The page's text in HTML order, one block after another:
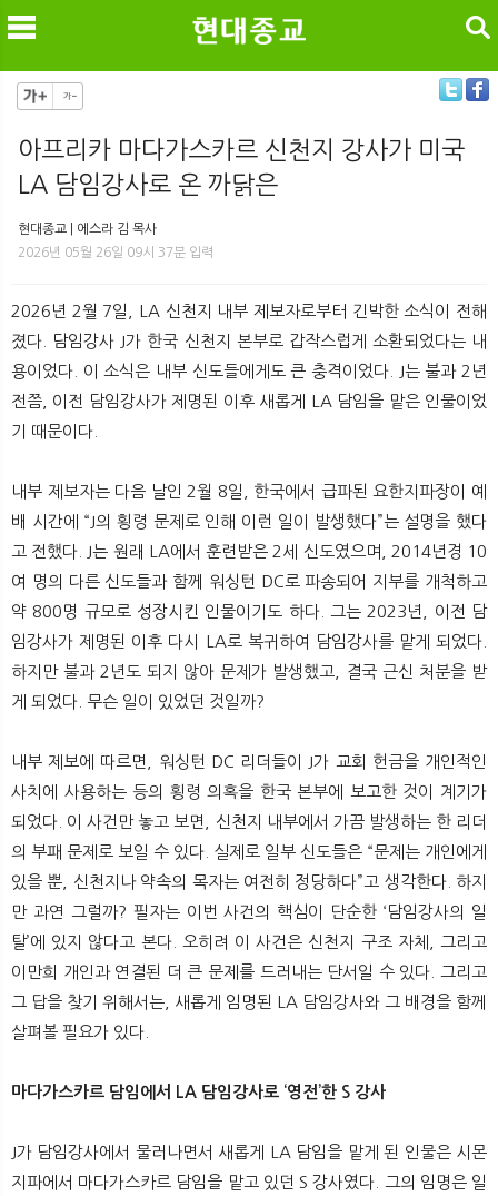
뉴 색
검색
아프리카 마다가스카르 신천지 강사가 미국
LA 담임강사로 온 까닭은
현대종교 | 에스라 김 목사
2026년 05월 26일 09시 37분 입력
2026년 2월 7일, LA 신천지 내부 제보자로부터 긴박한 소식이 전해
졌다. 담임강사 J가 한국 신천지 본부로 갑작스럽게 소환되었다는 내
용이었다. 이 소식은 내부 신도들에게도 큰 충격이었다. J는 불과 2년
전쯤, 이전 담임강사가 제명된 이후 새롭게 LA 담임을 맡은 인물이었
기 때문이다.
내부 제보자는 다음 날인 2월 8일, 한국에서 급파된 요한지파장이 예
배 시간에 “J의 횡령 문제로 인해 이런 일이 발생했다”는 설명을 했다
고 전했다. J는 원래 LA에서 훈련받은 2세 신도였으며, 2014년경 10
여 명의 다른 신도들과 함께 워싱턴 DC로 파송되어 지부를 개척하고
약 800명 규모로 성장시킨 인물이기도 하다. 그는 2023년, 이전 담
임강사가 제명된 이후 다시 LA로 복귀하여 담임강사를 맡게 되었다.
하지만 불과 2년도 되지 않아 문제가 발생했고, 결국 근신 처분을 받
게 되었다. 무슨 일이 있었던 것일까?
내부 제보에 따르면, 워싱턴 DC 리더들이 J가 교회 헌금을 개인적인
사치에 사용하는 등의 횡령 의혹을 한국 본부에 보고한 것이 계기가
되었다. 이 사건만 놓고 보면, 신천지 내부에서 가끔 발생하는 한 리더
의 부패 문제로 보일 수 있다. 실제로 일부 신도들은 “문제는 개인에게
있을 뿐, 신천지나 약속의 목자는 여전히 정당하다”고 생각한다. 하지
만 과연 그럴까? 필자는 이번 사건의 핵심이 단순한 ‘담임강사의 일
탈’에 있지 않다고 본다. 오히려 이 사건은 신천지 구조 자체, 그리고
이만희 개인과 연결된 더 큰 문제를 드러내는 단서일 수 있다. 그리고
그 답을 찾기 위해서는, 새롭게 임명된 LA 담임강사와 그 배경을 함께
살펴볼 필요가 있다.
마다가스카르 담임에서 LA 담임강사로 ‘영전’한 S 강사
J가 담임강사에서 물러나면서 새롭게 LA 담임을 맡게 된 인물은 시몬
지파에서 마다가스카르 담임을 맡고 있던 S 강사였다. 그의 임명은 일